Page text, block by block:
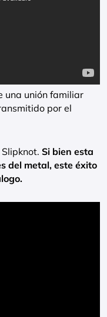
una unión familiar
por el
Slipknot. Si bien esta
del metal, este éxito